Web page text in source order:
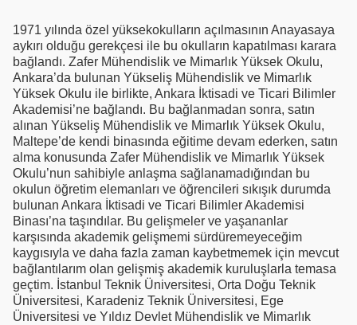
1971 yılında özel yüksekokulların açılmasının Anayasaya
aykırı olduğu gerekçesi ile bu okulların kapatılması karara
bağlandı. Zafer Mühendislik ve Mimarlık Yüksek Okulu,
Ankara’da bulunan Yükseliş Mühendislik ve Mimarlık
Yüksek Okulu ile birlikte, Ankara İktisadi ve Ticari Bilimler
Akademisi’ne bağlandı. Bu bağlanmadan sonra, satın
alınan Yükseliş Mühendislik ve Mimarlık Yüksek Okulu,
Maltepe’de kendi binasında eğitime devam ederken, satın
alma konusunda Zafer Mühendislik ve Mimarlık Yüksek
Okulu’nun sahibiyle anlaşma sağlanamadığından bu
okulun öğretim elemanları ve öğrencileri sıkışık durumda
bulunan Ankara İktisadi ve Ticari Bilimler Akademisi
Binası’na taşındılar. Bu gelişmeler ve yaşananlar
karşısında akademik gelişmemi sürdüremeyeceğim
kaygısıyla ve daha fazla zaman kaybetmemek için mevcut
bağlantılarım olan gelişmiş akademik kuruluşlarla temasa
geçtim. İstanbul Teknik Üniversitesi, Orta Doğu Teknik
Üniversitesi, Karadeniz Teknik Üniversitesi, Ege
Üniversitesi ve Yıldız Devlet Mühendislik ve Mimarlık